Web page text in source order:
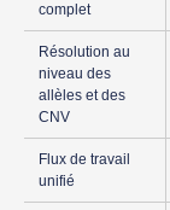
complet
Résolution au
niveau des
allèles et des
CNV
Flux de travail
unifié